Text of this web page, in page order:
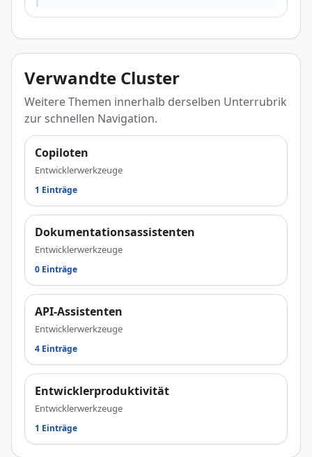
Verwandte Cluster
Weitere Themen innerhalb derselben Unterrubrik
zur schnellen Navigation.
Copiloten
Entwicklerwerkzeuge
1 Einträge
Dokumentationsassistenten
Entwicklerwerkzeuge
0 Einträge
API-Assistenten
Entwicklerwerkzeuge
4 Einträge
Entwicklerproduktivität
Entwicklerwerkzeuge
1 Einträge